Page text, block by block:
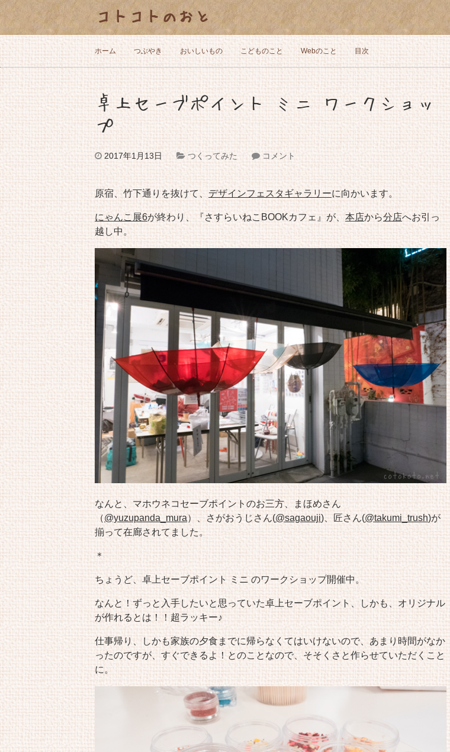
コトコトのおと
ホーム つぶやき おいしいもの こどものこと Webのこと 目次
卓上セーブポイント ミニ ワークショッ
プ
2017年1月13日 つくってみた コメント
原宿、竹下通りを抜けて、 デザインフェスタギャラリーに向かいます。
にゃんこ展6が終わり、 『さすらいねこBOOKカフェ』が、 本店から分店へお引っ
越し中。
なんと、マホウネコセーブポイントのお三方、
まほめさん
（@yuzupanda_mura）、 さがおうじさん(@sagaouji)、 匠さん(@takumi_trush)が
揃って在廊されてました。
＊
ちょうど、卓上セーブポイント ミニ のワークショップ開催中。
なんと！ずっと入手したいと思っていた卓上セーブポイント、しかも、オリジナル
が作れるとは！！超ラッキー♪
仕事帰り、しかも家族の夕食までに帰らなくてはいけないので、あまり時間がなか
ったのですが、すぐできるよ！とのことなので、そそくさと作らせていただくこと
に。